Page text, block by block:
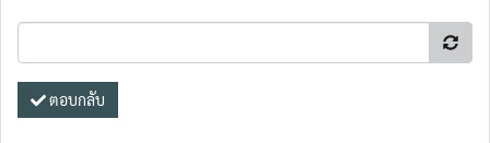
ตอบกลับ